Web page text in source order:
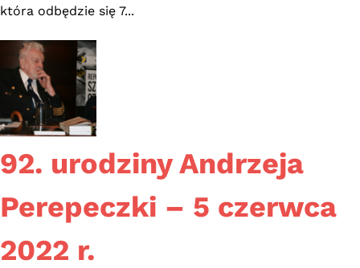
która odbędzie się 7...
92. urodziny Andrzeja
Perepeczki – 5 czerwca
2022 r.